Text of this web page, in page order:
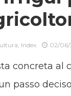
, Index 02/06/
concreta al
passo